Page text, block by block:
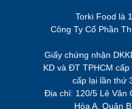
Torki Food là
Công Ty Cổ Phần
Giấy chứng nhận
KD và ĐT TPHCM
cấp lại lần thứ
Địa chỉ: 120/5 Lê Văn
Hòa A, Quận